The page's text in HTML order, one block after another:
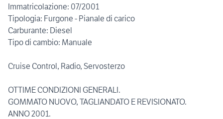
Immatricolazione: 07/2001
Tipologia: Furgone - Pianale di carico
Carburante: Diesel
Tipo di cambio: Manuale
Cruise Control, Radio, Servosterzo
OTTIME CONDIZIONI GENERALI.
GOMMATO NUOVO, TAGLIANDATO E REVISIONATO.
ANNO 2001.